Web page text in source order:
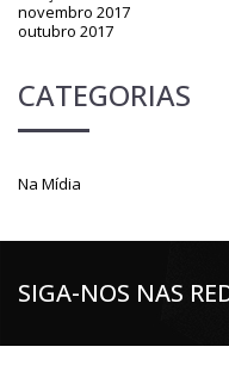
novembro 2017
outubro 2017
CATEGORIAS
Na Mídia
SIGA-NOS NAS